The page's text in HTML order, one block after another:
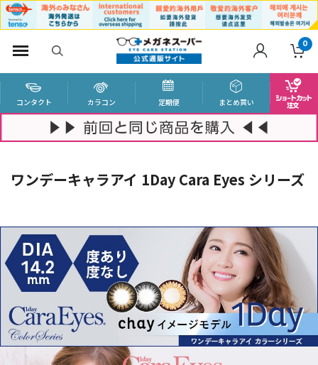
0
コンタクト カラコン 定期便 まとめ買い
ワンデーキャラアイ 1Day Cara Eyes シリーズ